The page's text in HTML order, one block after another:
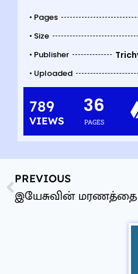
• Pages
• Size
• Publisher
• Uploaded
789
VIEWS PAGES
36
PREVIOUS
இயேசுவின் மரணத்தை